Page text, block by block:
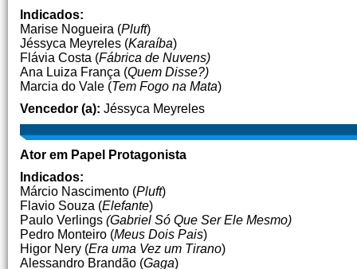
Indicados:
Marise Nogueira (Pluft)
Jéssyca Meyreles (Karaíba)
Flávia Costa (Fábrica de Nuvens)
Ana Luiza França (Quem Disse?)
Marcia do Vale (Tem Fogo na Mata)
Vencedor (a): Jéssyca Meyreles
Ator em Papel Protagonista
Indicados:
Márcio Nascimento (Pluft)
Flavio Souza (Elefante)
Paulo Verlings (Gabriel Só Que Ser Ele Mesmo)
Pedro Monteiro (Meus Dois Pais)
Higor Nery (Era uma Vez um Tirano)
Alessandro Brandão (Gaga)